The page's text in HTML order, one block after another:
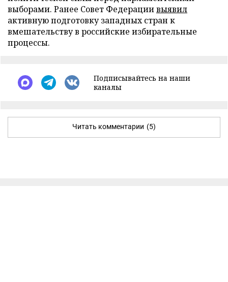
выборами. Ранее Совет Федерациивыявил
активную подготовку западных стран к
вмешательству в российские избирательные
процессы.
Подписывайтесь на наши
каналы
Читать комментарии (5)